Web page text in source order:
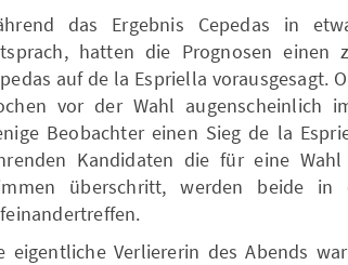
das Ergebnis Cepedas in
hatten die Prognosen einen
auf de la Espriella vorausgesagt.
vor der Wahl augenscheinlich
Beobachter einen Sieg de la
Kandidaten die für eine
überschritt, werden beide
eigentliche Verliererin des Abends